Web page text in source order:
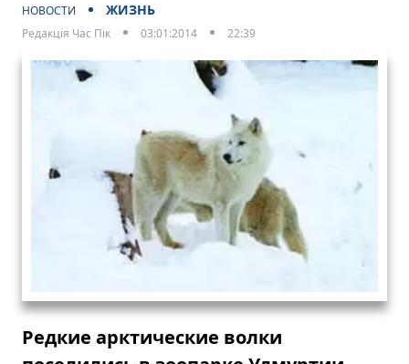
НОВОСТИ ЖИЗНЬ
Редакція Час Пік 03:01:2014 22:39
Редкие арктические волки